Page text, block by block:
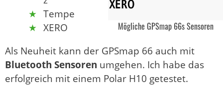
Mögliche GPSmap 66s Sensoren
Tempe
XERO
Als Neuheit kann der GPSmap 66 auch mit
Bluetooth Sensoren umgehen. Ich habe das
erfolgreich mit einem Polar H10 getestet.